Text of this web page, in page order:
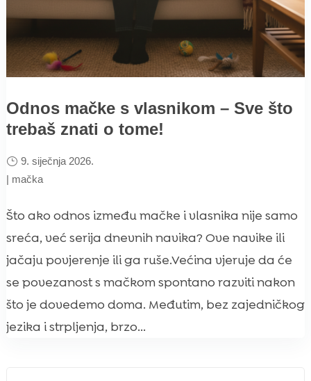
Odnos mačke s vlasnikom – Sve što
trebaš znati o tome!
9. siječnja 2026.
| mačka
Što ako odnos između mačke i vlasnika nije samo
sreća, već serija dnevnih navika? Ove navike ili
jačaju povjerenje ili ga ruše.Većina vjeruje da će
se povezanost s mačkom spontano razviti nakon
što je dovedemo doma. Međutim, bez zajedničkog
jezika i strpljenja, brzo...